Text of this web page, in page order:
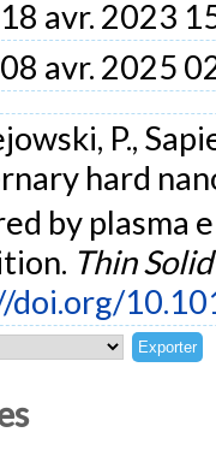
18 avr. 2023
08 avr. 2025
P.,
hard
by plasma
Thin
doi.org/